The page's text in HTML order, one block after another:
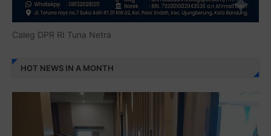
Caleg DPR RI Tuna Netra
HOT NEWS IN A MONTH